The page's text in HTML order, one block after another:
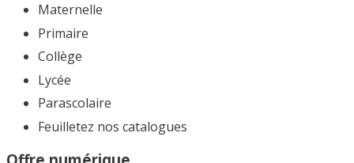
Maternelle
Primaire
Collège
Lycée
Parascolaire
Feuilletez nos catalogues​